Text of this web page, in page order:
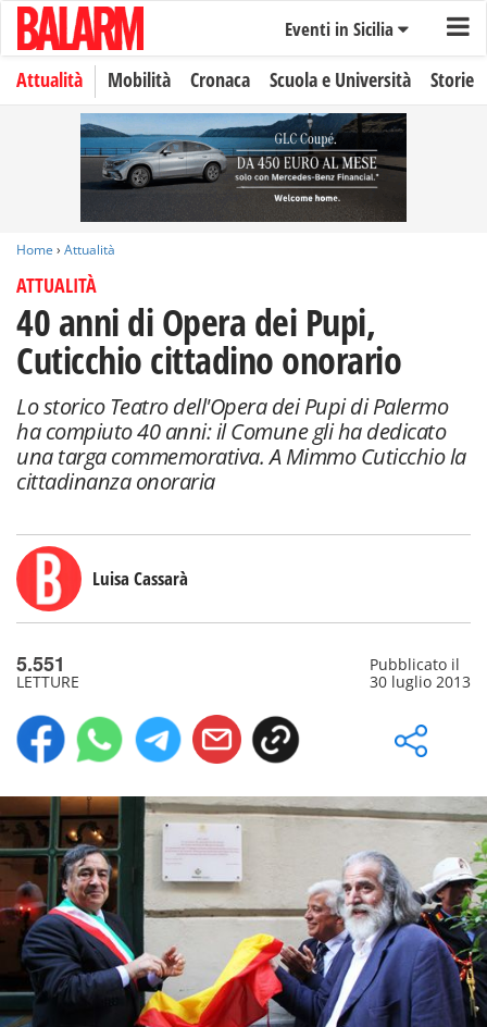
Eventi in Sicilia
Attualità Mobilità Cronaca Scuola e Università Storie
Home › Attualità
ATTUALITÀ
40 anni di Opera dei Pupi,
Cuticchio cittadino onorario
Lo storico Teatro dell'Opera dei Pupi di Palermo
ha compiuto 40 anni: il Comune gli ha dedicato
una targa commemorativa. A Mimmo Cuticchio la
cittadinanza onoraria
Luisa Cassarà
5.551
LETTURE
Pubblicato il
30 luglio 2013